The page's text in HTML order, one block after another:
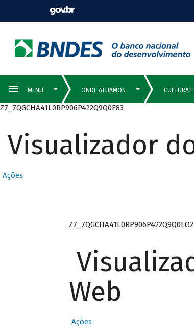
Z7_7QGCHA41L0RP906P422Q9Q0E83
Visualizador
Ações
Z7_7QGCHA41L0RP906P422Q9Q0EO2
Web
Ações